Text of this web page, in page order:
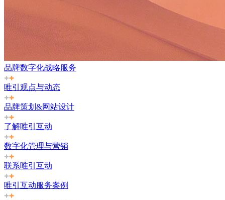
品牌数字化战略服务
唯引观点与动态
品牌策划&网站设计
了解唯引互动
数字化管理与营销
联系唯引互动
唯引互动服务案例